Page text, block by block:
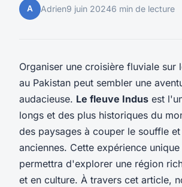
A Adrien9 juin 20246 min de lecture
Organiser une croisière fluviale sur
au Pakistan peut sembler une
audacieuse. Le fleuve Indus est
longs et des plus historiques du
des paysages à couper le souffle
anciennes. Cette expérience
permettra d'explorer une région
et en culture. À travers cet article,